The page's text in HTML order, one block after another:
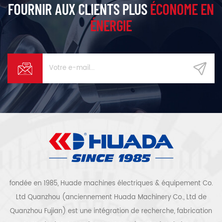
FOURNIR AUX CLIENTS PLUSÉCONOME EN
ÉNERGIE
fondée en 1985, Huade machines électriques & équipement Co.
Ltd Quanzhou (anciennement Huada Machinery Co., Ltd de
Quanzhou Fujian) est une intégration de recherche, fabrication